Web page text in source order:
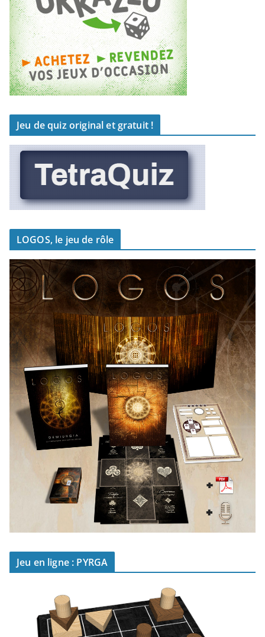
Jeu de quiz original et gratuit !
LOGOS, le jeu de rôle
Jeu en ligne : PYRGA